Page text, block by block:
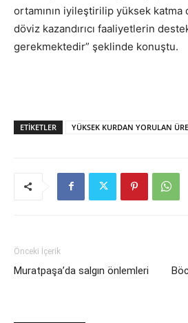
ortamının iyileştirilip yüksek katma
döviz kazandırıcı faaliyetlerin
gerekmektedir” şeklinde konuştu.
ETIKETLER YÜKSEK KURDAN YORULAN
Önceki İçerik
Muratpaşa’da salgın önlemleri